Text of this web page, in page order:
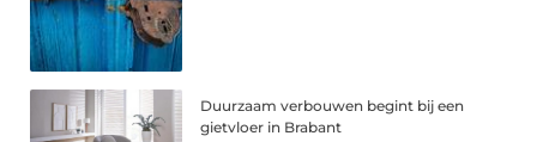
Duurzaam verbouwen begint bij een
gietvloer in Brabant